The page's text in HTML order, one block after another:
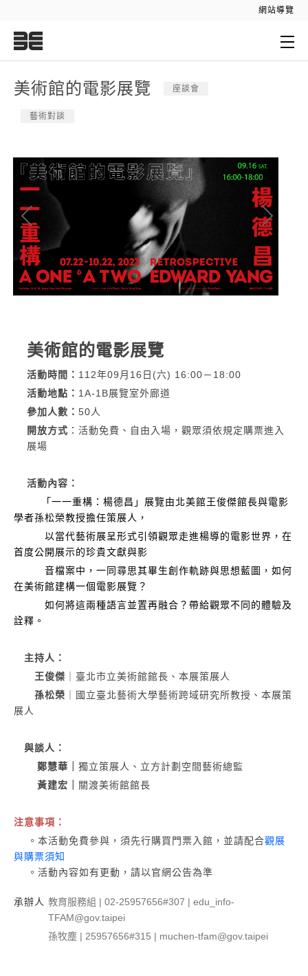
網站導覽
美術館的電影展覽 座談會
藝術對談
美術館的電影展覽
活動時間 ： 112年09月16日(六) 16:00－18:00
活動地點 ： 1A-1B展覽室外廊道
參加人數 ： 50人
開放方式 ： 活動免費、自由入場，觀眾須依規定購票進入
展場
活動內容 ：
「一一重構：楊德昌」 展覽由北美館王俊傑館長與電影
學者孫松榮教授擔任策展人，
以當代藝術展呈形式引領觀眾走進楊導的電影世界， 在
首度公開展示的珍貴文獻與影
音檔案中，一同尋思其畢生創作軌跡與思想藍圖 ，如何
在美術館建構一個電影展覽？
如何將這兩種語言並置再融合？帶給觀眾不同的體驗及
詮釋。
主持人：
王俊傑 ｜臺北市立美術館館長、本展策展人
孫松榮 ｜國立臺北藝術大學藝術跨域研究所教授、本展策
展人
與談人：
鄭慧華｜ 獨立策展人、立方計劃空間藝術總監
黃建宏｜
關渡美術館館長
注意事項：
。本活動免費參與，須先行購買門票入館，並請配合觀展
與購票須知
。活動內容如有更動，請以官網公告為準
承辦人 教育服務組 | 02-25957656#307 | edu_info-
TFAM@gov.taipei
孫牧塵 | 25957656#315 | muchen-tfam@gov.taipei